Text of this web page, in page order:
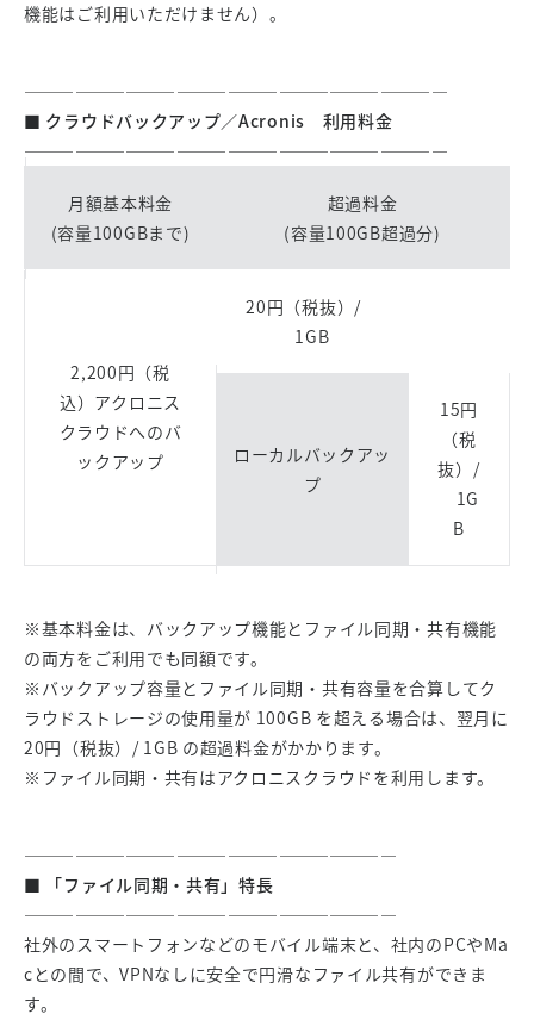
機能はご利用いただけません）。
—————————————————————————
■ クラウドバックアップ／Acronis 利用料金
—————————————————————————
月額基本料金
(容量100GBまで)
超過料金
(容量100GB超過分)
2,200円（税
込）アクロニス
クラウドへのバ
ックアップ
20円（税抜）/
1GB
ローカルバックアッ
プ
15円
（税
抜）/
1G
B
※基本料金は、バックアップ機能とファイル同期・共有機能
の両方をご利用でも同額です。
※バックアップ容量とファイル同期・共有容量を合算してク
ラウドストレージの使用量が 100GB を超える場合は、翌月に
20円（税抜）/ 1GB の超過料金がかかります。
※ファイル同期・共有はアクロニスクラウドを利用します。
——————————————————————
■ 「ファイル同期・共有」特長
——————————————————————
社外のスマートフォンなどのモバイル端末と、社内のPCやMa
cとの間で、VPNなしに安全で円滑なファイル共有ができま
す。